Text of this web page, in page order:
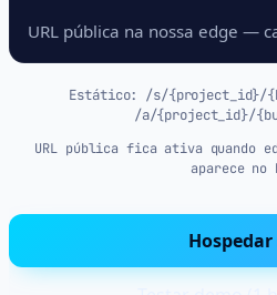
URL pública na nossa edge —
Estático: /s/{project_id}/
/a/{project_id}/
URL pública fica ativa quando
aparece no